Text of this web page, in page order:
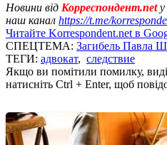
Новини від Корреспондент.netу
наш канал https://t.me/
Читайте Korrespondent.net в
СПЕЦТЕМА: Загибель Павла
ТЕГИ: адвокат, следствие
Якщо ви помітили помилку,
натисніть Ctrl + Enter, щоб